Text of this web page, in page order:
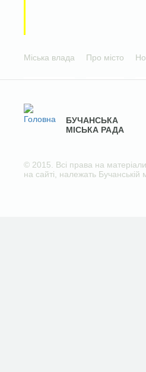
Міська влада Про місто
БУЧАНСЬКА
МІСЬКА РАДА
© 2015. Всі права на
на сайті, належать Бучанській